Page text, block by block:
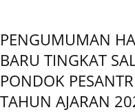
PENGUMUMAN
BARU TINGKAT
PONDOK
TAHUN AJARAN